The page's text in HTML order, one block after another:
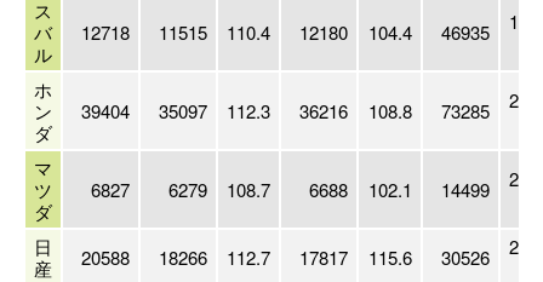
ス
バ
ル
12718 11515 110.4 12180 104.4 46935
ホ
ン
ダ
39404 35097 112.3 36216 108.8 73285
マ
ツ
ダ
6827 6279 108.7 6688 102.1 14499
日
産
20588 18266 112.7 17817 115.6 30526